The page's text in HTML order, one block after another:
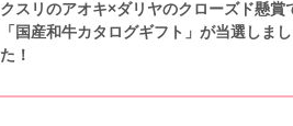
クスリのアオキ×ダリヤのクローズド懸賞
「国産和牛カタログギフト」が当選しまし
た！